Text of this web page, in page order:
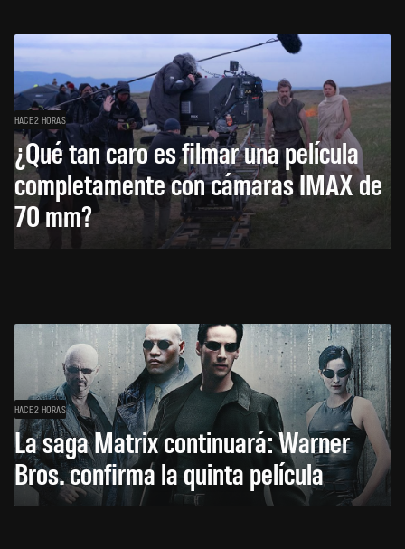
HACE 2 HORAS
¿Qué tan caro es filmar una película
completamente con cámaras IMAX de
70 mm?
HACE 2 HORAS
La saga Matrix continuará: Warner
Bros. confirma la quinta película